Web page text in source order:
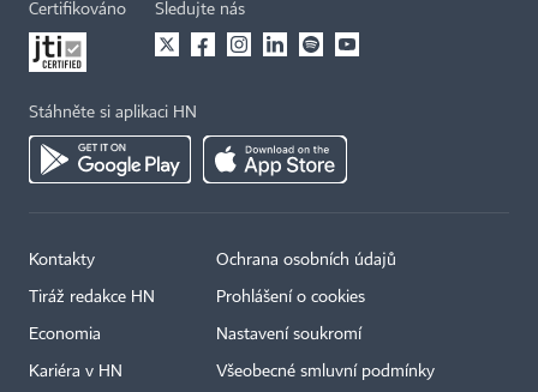
Certifikováno Sledujte nás
Stáhněte si aplikaci HN
Kontakty
Tiráž redakce HN
Economia
Kariéra v HN
Ochrana osobních údajů
Prohlášení o cookies
Nastavení soukromí
Všeobecné smluvní podmínky